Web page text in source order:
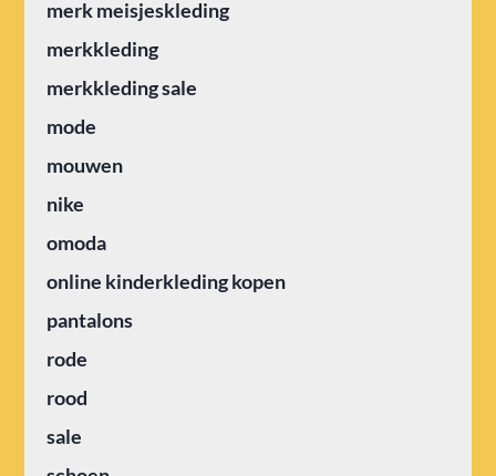
merk meisjeskleding
merkkleding
merkkleding sale
mode
mouwen
nike
omoda
online kinderkleding kopen
pantalons
rode
rood
sale